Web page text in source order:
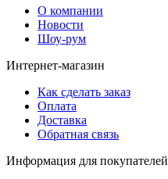
О компании
Новости
Шоу-рум
Интернет-магазин
Как сделать заказ
Оплата
Доставка
Обратная связь
Информация для покупателей